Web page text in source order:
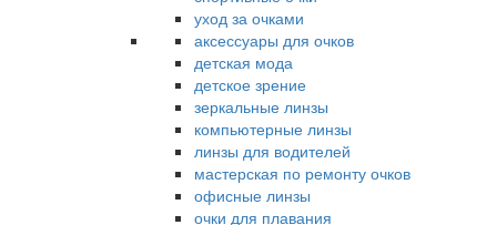
уход за очками
аксессуары для очков
детская мода
детское зрение
зеркальные линзы
компьютерные линзы
линзы для водителей
мастерская по ремонту очков
офисные линзы
очки для плавания